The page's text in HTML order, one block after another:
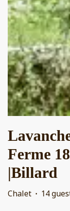
Ferme
|Billard
Chalet · 14